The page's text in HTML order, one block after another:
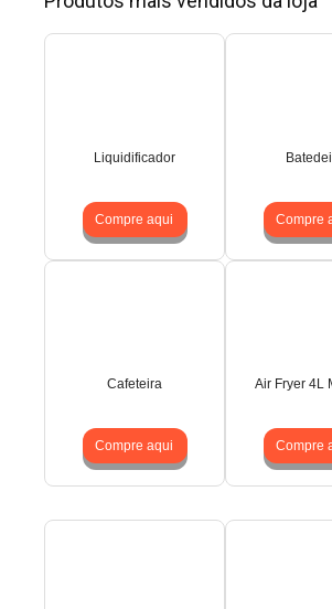
Liquidificador
Compre aqui Compre
Cafeteira
Compre aqui
Air Fryer 4L
Compre